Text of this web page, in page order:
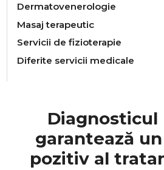
Dermatovenerologie
Masaj terapeutic
Servicii de fizioterapie
Diferite servicii medicale
garantează
pozitiv al